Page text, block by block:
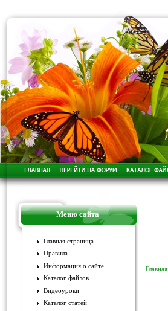
Меню сайта
Главная страница
Правила
Информация о сайте
Каталог файлов
Видеоуроки
Каталог статей
Главная